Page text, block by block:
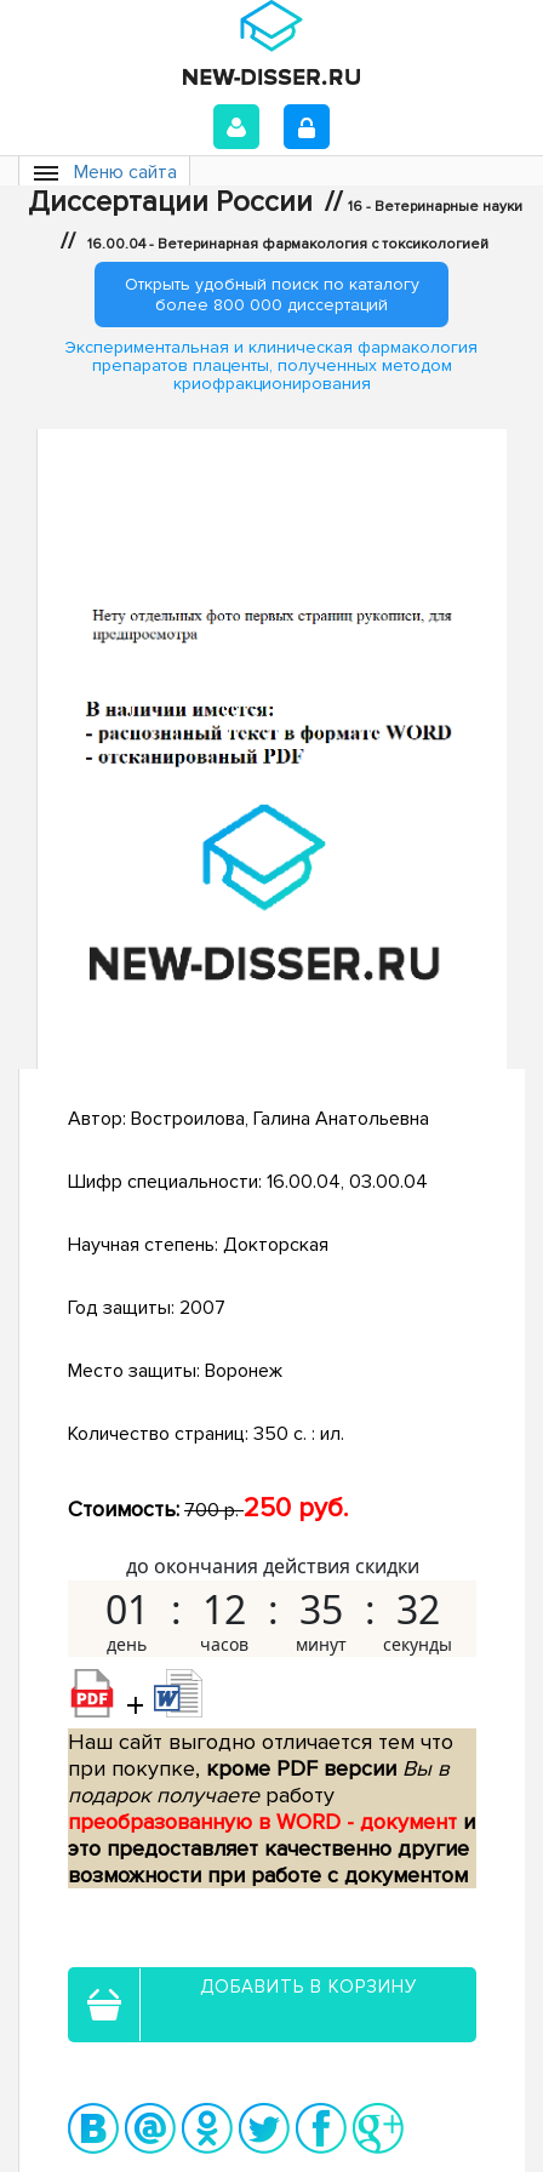
Меню сайта
Диссертации России // 16 - Ветеринарные науки
// 16.00.04 - Ветеринарная фармакология с токсикологией
Открыть удобный поиск по каталогу
более 800 000 диссертаций
Экспериментальная и клиническая фармакология
препаратов плаценты, полученных методом
криофракционирования
Автор: Востроилова, Галина Анатольевна
Шифр специальности: 16.00.04, 03.00.04
Научная степень: Докторская
Год защиты: 2007
Место защиты: Воронеж
Количество страниц: 350 с. : ил.
Стоимость: 700 р.250 руб.
до окончания действия скидки
01 12 35 31
+
Наш сайт выгодно отличается тем что
при покупке, кроме PDF версии Вы в
подарок получаетеработу
преобразованную в WORD - документ и
это предоставляет качественно другие
возможности при работе с документом
ДОБАВИТЬ В КОРЗИНУ